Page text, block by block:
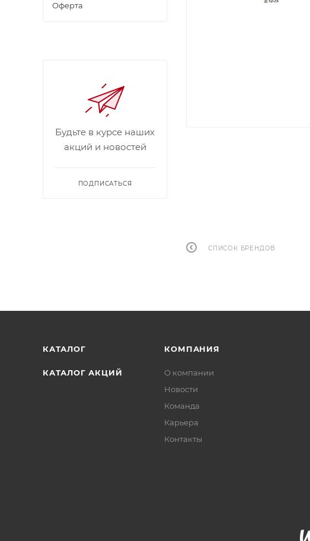
СПИСОК БРЕНДОВ
Офертa
Будьте в курсе наших
акций и новостей
ПОДПИСАТЬСЯ
КАТАЛОГ
КАТАЛОГ АКЦИЙ
КОМПАНИЯ
О компании
Новости
Команда
Карьера
Контакты